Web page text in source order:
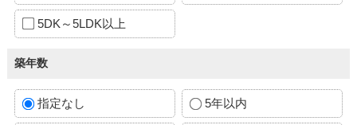
5DK～5LDK以上
築年数
指定なし 5年以内